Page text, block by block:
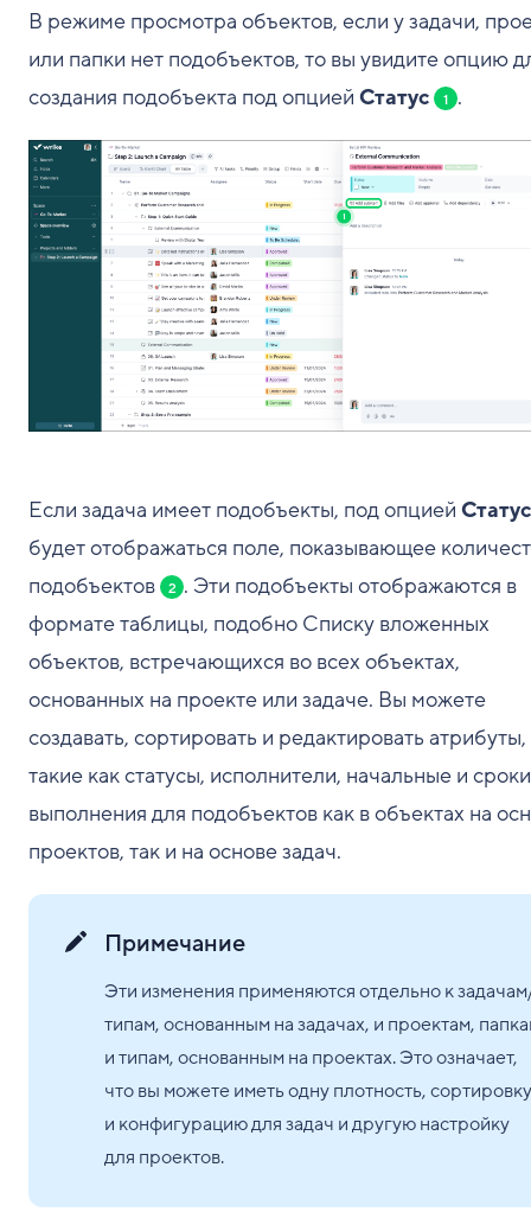
В режиме просмотра объектов, если у задачи,
или папки нет подобъектов, то вы увидите опцию
создания подобъекта под опцией Статус 1 .
Если задача имеет подобъекты, под опцией Статус
будет отображаться поле, показывающее
подобъектов
2 . Эти подобъекты отображаются в
формате таблицы, подобно Списку вложенных
объектов, встречающихся во всех объектах,
основанных на проекте или задаче. Вы можете
создавать, сортировать и редактировать атрибуты,
такие как статусы, исполнители, начальные и сроки
выполнения для подобъектов как в объектах на
проектов, так и на основе задач.
Примечание
Эти изменения применяются отдельно к
типам, основанным на задачах, и проектам,
и типам, основанным на проектах. Это означает,
что вы можете иметь одну плотность, сортировку
и конфигурацию для задач и другую настройку
для проектов.